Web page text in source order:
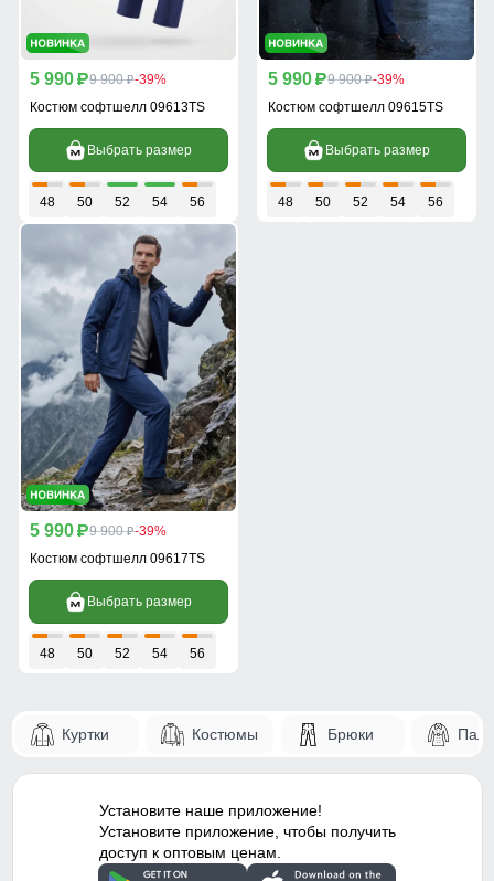
5 990 p9 900 p-39%
Костюм софтшелл 09613TS
Выбрать размер
48 50 52 54 56
5 990 p9 900 p-39%
Костюм софтшелл 09615TS
Выбрать размер
48 50 52 54 56
5 990 p9 900 p-39%
Костюм софтшелл 09617TS
Выбрать размер
48 50 52 54 56
Куртки Костюмы Брюки
Установите наше приложение!
Установите приложение, чтобы получить
доступ к оптовым ценам.